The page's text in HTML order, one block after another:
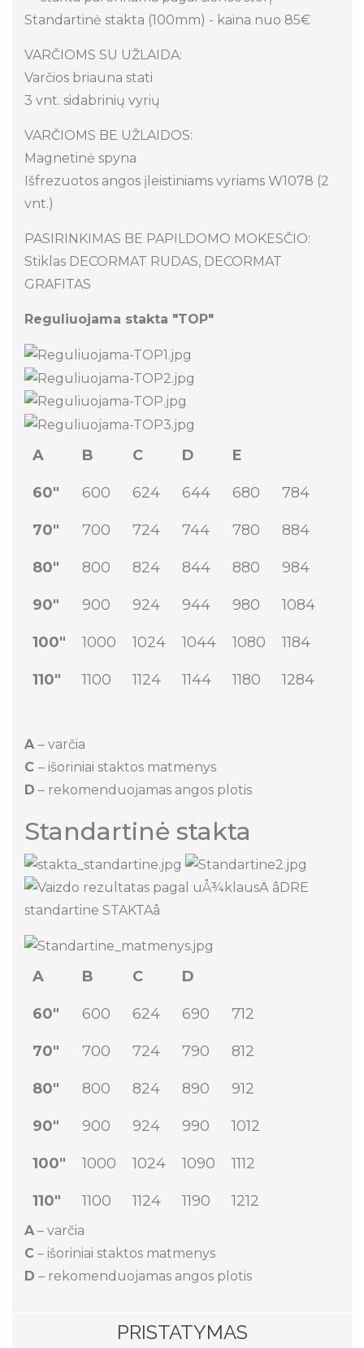
Standartinė stakta (100mm) - kaina nuo 85€
VARČIOMS SU UŽLAIDA:
Varčios briauna stati
3 vnt. sidabrinių vyrių
VARČIOMS BE UŽLAIDOS:
Magnetinė spyna
Išfrezuotos angos įleistiniams vyriams W1078 (2
vnt.)
PASIRINKIMAS BE PAPILDOMO MOKESČIO:
Stiklas DECORMAT RUDAS, DECORMAT
GRAFITAS
Reguliuojama stakta "TOP"
A B C D E
60" 600 624 644 680 784
70" 700 724 744 780 884
80" 800 824 844 880 984
90" 900 924 944 980 1084
100" 1000 1024 1044 1080 1184
110" 1100 1124 1144 1180 1284
A – varčia
C – išoriniai staktos matmenys
D – rekomenduojamas angos plotis
Standartinė stakta
A B C D
60" 600 624 690 712
70" 700 724 790 812
80" 800 824 890 912
90" 900 924 990 1012
100" 1000 1024 1090 1112
110" 1100 1124 1190 1212
A – varčia
C – išoriniai staktos matmenys
D – rekomenduojamas angos plotis
PRISTATYMAS